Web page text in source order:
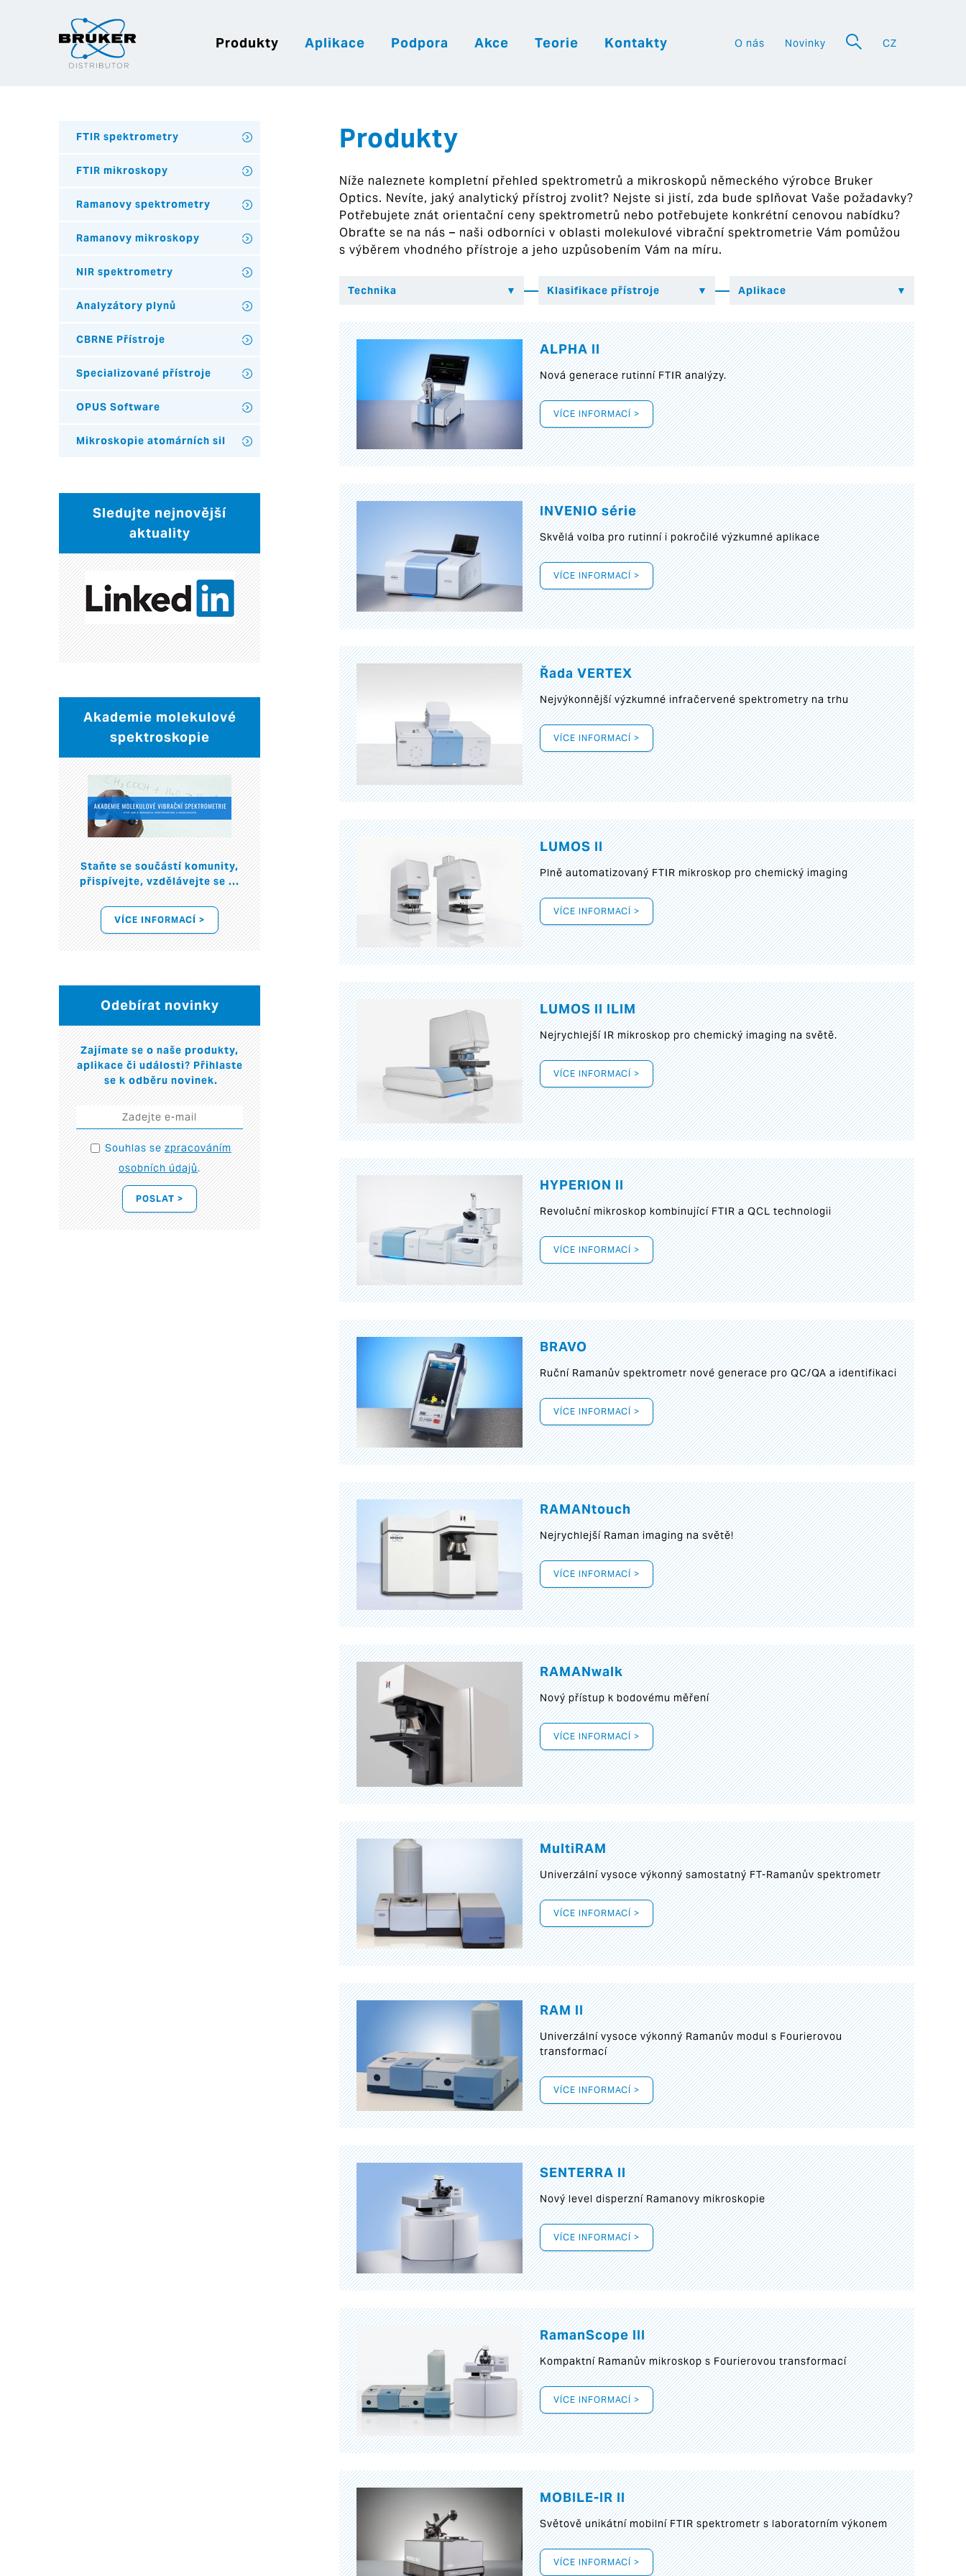
Produkty Aplikace Podpora Akce Teorie Kontakty O nás Novinky CZ
Produkty
Níže naleznete kompletní přehled spektrometrů a mikroskopů německého výrobce Bruker
Optics. Nevíte, jaký analytický přístroj zvolit? Nejste si jistí, zda bude splňovat Vaše požadavky?
Potřebujete znát orientační ceny spektrometrů nebo potřebujete konkrétní cenovou nabídku?
Obraťte se na nás – naši odborníci v oblasti molekulové vibrační spektrometrie Vám pomůžou
s výběrem vhodného přístroje a jeho uzpůsobením Vám na míru.
ALPHA II
Nová generace rutinní FTIR analýzy.
VÍCE INFORMACÍ >
INVENIO série
Skvělá volba pro rutinní i pokročilé výzkumné aplikace
VÍCE INFORMACÍ >
Řada VERTEX
Nejvýkonnější výzkumné infračervené spektrometry na trhu
VÍCE INFORMACÍ >
LUMOS II
Plně automatizovaný FTIR mikroskop pro chemický imaging
VÍCE INFORMACÍ >
LUMOS II ILIM
Nejrychlejší IR mikroskop pro chemický imaging na světě.
VÍCE INFORMACÍ >
HYPERION II
Revoluční mikroskop kombinující FTIR a QCL technologii
VÍCE INFORMACÍ >
BRAVO
Ruční Ramanův spektrometr nové generace pro QC/QA a identifikaci
VÍCE INFORMACÍ >
RAMANtouch
Nejrychlejší Raman imaging na světě!
VÍCE INFORMACÍ >
RAMANwalk
Nový přístup k bodovému měření
VÍCE INFORMACÍ >
MultiRAM
Univerzální vysoce výkonný samostatný FT-Ramanův spektrometr
VÍCE INFORMACÍ >
RAM II
Univerzální vysoce výkonný Ramanův modul s Fourierovou
transformací
VÍCE INFORMACÍ >
SENTERRA II
Nový level disperzní Ramanovy mikroskopie
VÍCE INFORMACÍ >
RamanScope III
Kompaktní Ramanův mikroskop s Fourierovou transformací
VÍCE INFORMACÍ >
MOBILE-IR II
Světově unikátní mobilní FTIR spektrometr s laboratorním výkonem
VÍCE INFORMACÍ >
FTIR spektrometry
FTIR mikroskopy
Ramanovy spektrometry
Ramanovy mikroskopy
NIR spektrometry
Analyzátory plynů
CBRNE Přístroje
Specializované přístroje
OPUS Software
Mikroskopie atomárních sil
Sledujte nejnovější
aktuality
Akademie molekulové
spektroskopie
Staňte se součástí komunity,
přispívejte, vzdělávejte se ...
VÍCE INFORMACÍ >
Odebírat novinky
Zajímate se o naše produkty,
aplikace či události? Přihlaste
se k odběru novinek.
Souhlas sezpracováním
osobních údajů.
POSLAT >